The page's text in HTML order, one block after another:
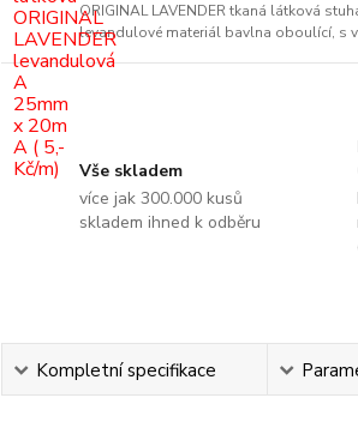
ORIGINAL LAVENDER tkaná látková
levandulové materiál bavlna oboulící, s
Vše skladem
více jak 300.000 kusů
skladem ihned k odběru
Kompletní specifikace